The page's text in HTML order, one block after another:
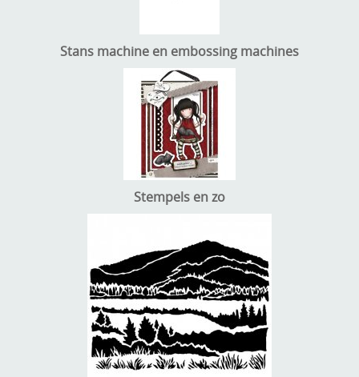
Stans machine en embossing machines
Stempels en zo